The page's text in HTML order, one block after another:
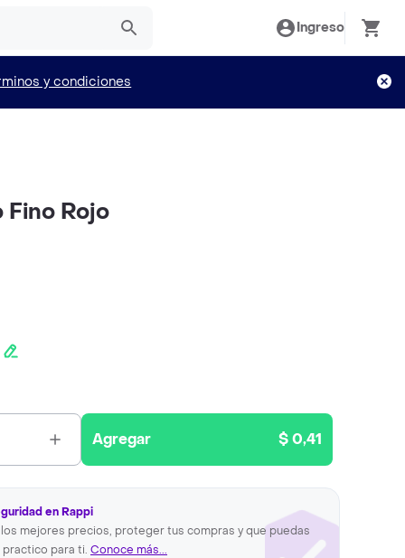
Ingreso
y condiciones
Fino Rojo
Agregar $ 0,41
en Rappi
mejores precios, proteger tus compras y que puedas
para ti. Conoce más...